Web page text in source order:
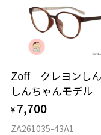
お持ちのZoff
仕上がり寸法
D 仕上がりの横幅：約
きます。
※保証期間内に交
延長されません。
安心2 視力測
視力の変化を早
力測定をおすす
談ください。
＜メガネの度数情報が
オンラインストアで
実店舗で度付きにでき
ご購入時に「レンズ
度数を測定のうえ、
Zoff｜クレヨンし
しんちゃんモデル
¥ 7,700
ZA261035-43A1